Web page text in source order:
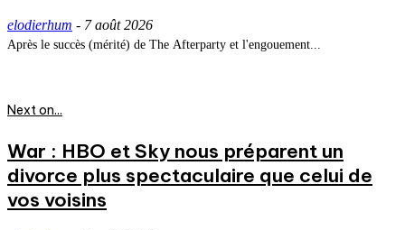
elodierhum - 7 août 2026
Après le succès (mérité) de The Afterparty et l'engouement...
Next on...
War : HBO et Sky nous préparent un
divorce plus spectaculaire que celui de
vos voisins